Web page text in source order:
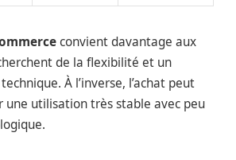
convient davantage aux
de la flexibilité et un
À l’inverse, l’achat peut
une utilisation très stable avec peu